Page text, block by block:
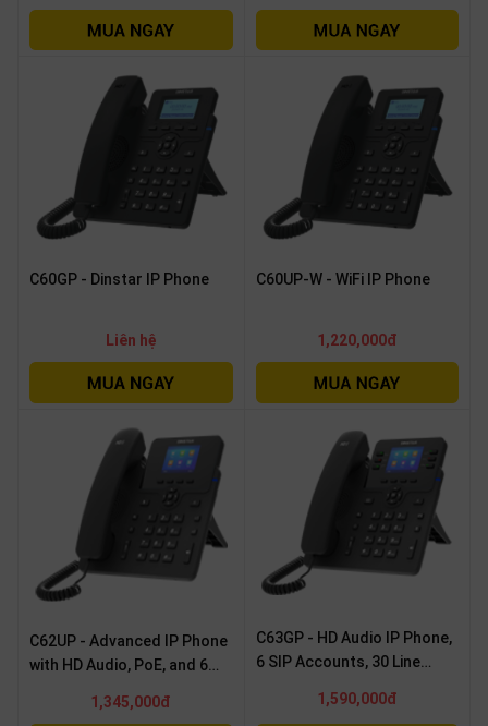
C60GP - Dinstar IP Phone
Liên hệ
C60UP-W - WiFi IP Phone
1,220,000đ
C62UP - Advanced IP Phone
with HD Audio, PoE, and 6
1,345,000đ
C63GP - HD Audio IP Phone,
6 SIP Accounts, 30 Line
1,590,000đ
OTHOR
CATEGORY
Contact
thiệu
Tiếng